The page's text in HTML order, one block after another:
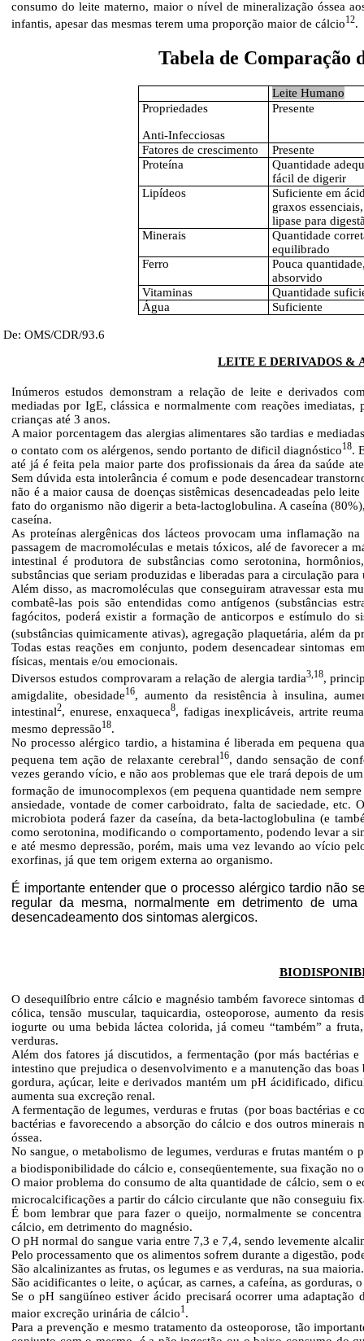
consumo do leite materno, maior o nível de mineralização óssea
infantis, apesar das mesmas terem uma proporção maior de cálcio12.
Tabela de Comparação
Leite Humano
Propriedades
Anti-Infecciosas
Presente
Fatores de crescimento
Presente
Proteína
Quantidade
fácil de digerir
Lipídeos
Suficiente em
graxos essenciais,
lipase para
Minerais
Quantidade
equilibrado
Ferro
Pouca
absorvido
Vitaminas
Quantidade
Água
Suficiente
De: OMS/CDR/93.6
LEITE E DERIVADOS &
Inúmeros estudos demonstram a relação de leite e derivados
mediadas por IgE, clássica e normalmente com reações
crianças até 3 anos.
A maior porcentagem das alergias alimentares são tardias e
o contato com os alérgenos, sendo portanto de dificil diagnóstico18.
até já é feita pela maior parte dos profissionais da área da saúde
Sem dúvida esta intolerância é comum e pode desencadear
não é a maior causa de doenças sistêmicas desencadeadas pelo
fato do organismo não digerir a beta-lactoglobulina. A caseína
caseína.
As proteínas alergênicas dos lácteos provocam uma inflamação
passagem de macromoléculas e metais tóxicos, alé de favorecer a
intestinal é produtora de substâncias como serotonina,
substâncias que seriam produzidas e liberadas para a circulação
Além disso, as macromoléculas que conseguiram atravessar esta
combatê-las pois são entendidas como antígenos (substâncias
fagócitos, poderá existir a formação de anticorpos e estímulo do
(substâncias quimicamente ativas), agregação plaquetária, além da
Todas estas reações em conjunto, podem desencadear sintomas
físicas, mentais e/ou emocionais.
Diversos estudos comprovaram a relação de alergia tardia3,18,
amigdalite, obesidade16, aumento da resistência à insulina,
intestinal2, enurese, enxaqueca8, fadigas inexplicáveis, artrite
mesmo depressão18.
No processo alérgico tardio, a histamina é liberada em pequena
pequena tem ação de relaxante cerebral16, dando sensação de
vezes gerando vício, e não aos problemas que ele trará depois de
formação de imunocomplexos (em pequena quantidade nem
ansiedade, vontade de comer carboidrato, falta de saciedade,
microbiota poderá fazer da caseína, da beta-lactoglobulina (e
como serotonina, modificando o comportamento, podendo levar a
e até mesmo depressão, porém, mais uma vez levando ao vício
exorfinas, já que tem origem externa ao organismo.
É importante entender que o processo alérgico tardio não
regular da mesma, normalmente em detrimento de
desencadeamento dos sintomas alergicos.
O desequilíbrio entre cálcio e magnésio também favorece sintomas
cólica, tensão muscular, taquicardia, osteoporose, aumento da
iogurte ou uma bebida láctea colorida, já comeu “também” a
verduras.
Além dos fatores já discutidos, a fermentação (por más
intestino que prejudica o desenvolvimento e a manutenção das
gordura, açúcar, leite e derivados mantém um pH ácidificado,
aumenta sua excreção renal.
A fermentação de legumes, verduras e frutas (por boas bactérias e
bactérias e favorecendo a absorção do cálcio e dos outros
óssea.
No sangue, o metabolismo de legumes, verduras e frutas mantém o
a biodisponibilidade do cálcio e, conseqüentemente, sua fixação no
O maior problema do consumo de alta quantidade de cálcio, sem o
microcalcificações a partir do cálcio circulante que não conseguiu
É bom lembrar que para fazer o queijo, normalmente se
cálcio, em detrimento do magnésio.
O pH normal do sangue varia entre 7,3 e 7,4, sendo levemente
Pelo processamento que os alimentos sofrem durante a digestão,
São alcalinizantes as frutas, os legumes e as verduras, na sua maioria.
São acidificantes o leite, o açúcar, as carnes, a cafeína, as
Se o pH sangüíneo estiver ácido precisará ocorrer uma
maior excreção urinária de cálcio1.
Para a prevenção e mesmo tratamento da osteoporose, tão